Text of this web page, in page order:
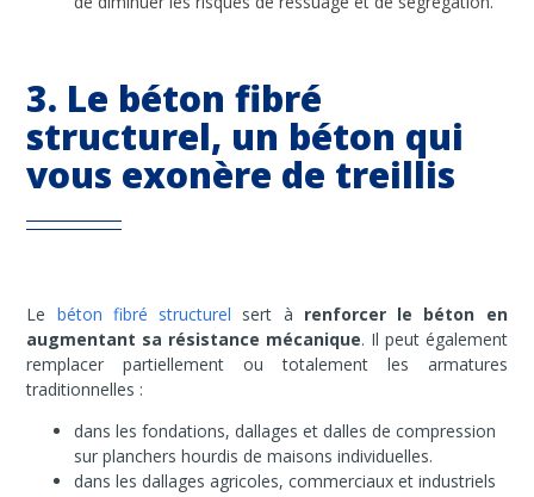
3. Le béton fibré
structurel, un béton qui
vous exonère de treillis
Le béton fibré structurel sert à renforcer le béton en
augmentant sa résistance mécanique. Il peut également
remplacer partiellement ou totalement les armatures
traditionnelles :
dans les fondations, dallages et dalles de compression
sur planchers hourdis de maisons individuelles.
dans les dallages agricoles, commerciaux et industriels